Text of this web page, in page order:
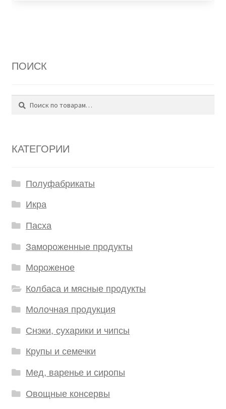
ПОИСК
Поиск
КАТЕГОРИИ
Полуфабрикаты
Икра
Пасха
Замороженные продукты
Мороженое
Колбаса и мясные продукты
Молочная продукция
Снэки, сухарики и чипсы
Крупы и семечки
Мед, варенье и сиропы
Овощные консервы